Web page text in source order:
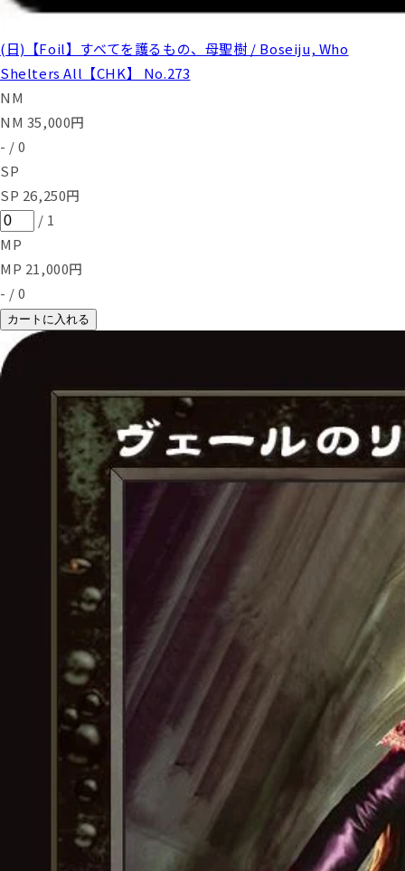
(日)【Foil】すべてを護るもの、母聖樹 / Boseiju, Who
Shelters All【CHK】 No.273
NM
NM 35,000円
- / 0
SP
SP 26,250円
/ 1
MP
MP 21,000円
- / 0
カートに入れる